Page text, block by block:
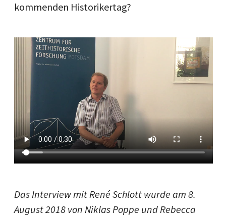
kommenden Historikertag?
Das Interview mit René Schlott wurde am 8.
August 2018 von Niklas Poppe und Rebecca